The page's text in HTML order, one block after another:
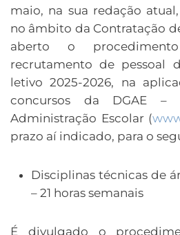
maio, na sua redação
no âmbito da Contratação
aberto o
recrutamento de pessoal
letivo 2025-2026, na
concursos da DGAE –
Administração Escolar (
prazo aí indicado, para o
Disciplinas técnicas de
– 21 horas semanais
É divulgado o